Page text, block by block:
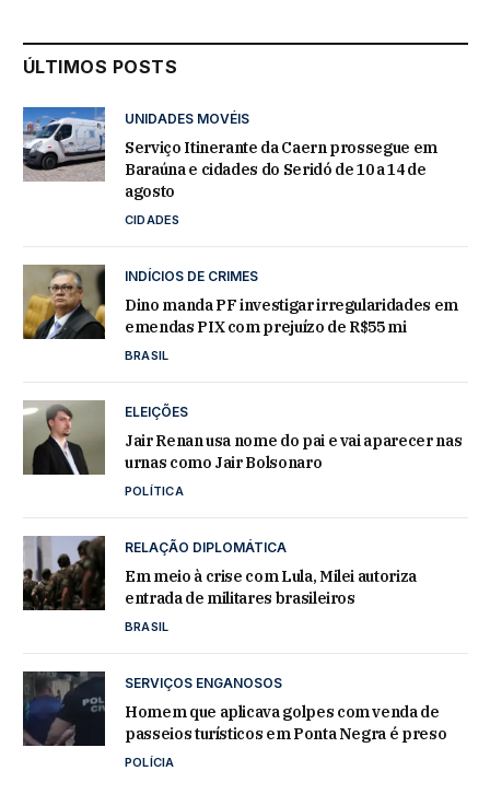
ÚLTIMOS POSTS
UNIDADES MOVÉIS
Serviço Itinerante da Caern prossegue em
Baraúna e cidades do Seridó de 10 a 14 de
agosto
CIDADES
INDÍCIOS DE CRIMES
Dino manda PF investigar irregularidades em
emendas PIX com prejuízo de R$55 mi
BRASIL
ELEIÇÕES
Jair Renan usa nome do pai e vai aparecer nas
urnas como Jair Bolsonaro
POLÍTICA
RELAÇÃO DIPLOMÁTICA
Em meio à crise com Lula, Milei autoriza
entrada de militares brasileiros
BRASIL
SERVIÇOS ENGANOSOS
Homem que aplicava golpes com venda de
passeios turísticos em Ponta Negra é preso
POLÍCIA